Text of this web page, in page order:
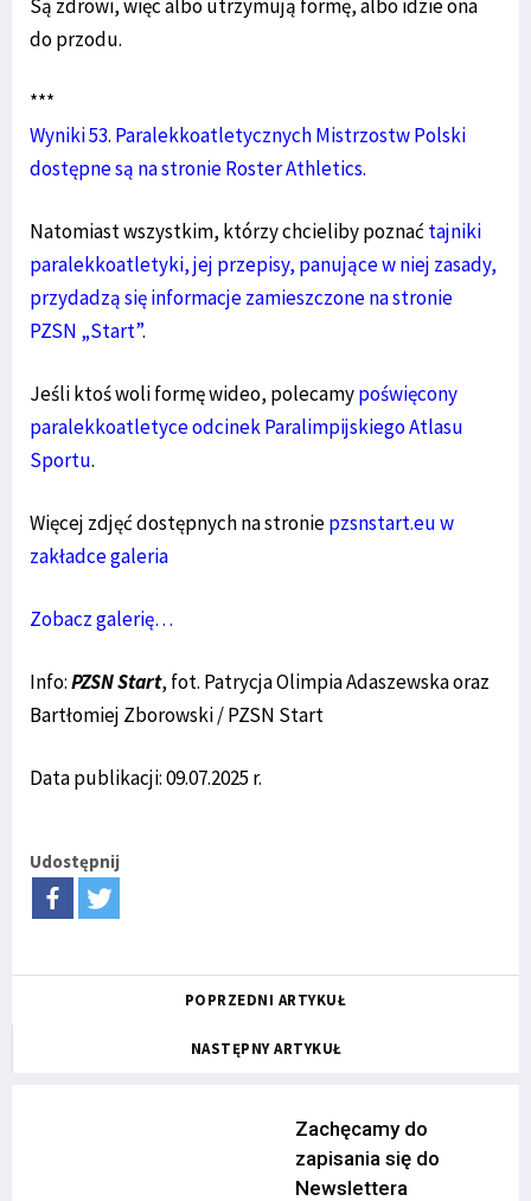
Są zdrowi, więc albo utrzymują formę, albo idzie ona
do przodu.
***
Wyniki 53. Paralekkoatletycznych Mistrzostw Polski
dostępne są na stronie Roster Athletics.
Natomiast wszystkim, którzy chcieliby poznać tajniki
paralekkoatletyki, jej przepisy, panujące w niej zasady,
przydadzą się informacje zamieszczone na stronie
PZSN „Start”.
Jeśli ktoś woli formę wideo, polecamypoświęcony
paralekkoatletyce odcinek Paralimpijskiego Atlasu
Sportu.
Więcej zdjęć dostępnych na stroniepzsnstart.eu w
zakładce galeria
Zobacz galerię…
Info:PZSN Start, fot. Patrycja Olimpia Adaszewska oraz
Bartłomiej Zborowski / PZSN Start
Data publikacji: 09.07.2025 r.
Udostępnij
POPRZEDNI ARTYKUŁ
NASTĘPNY ARTYKUŁ
Zachęcamy do
zapisania się do
Newslettera